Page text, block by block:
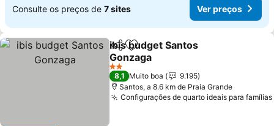
Consulte os preços de 7 sites Ver preços
PartilharAdicionar aos favoritos
ibis budget Santos
Gonzaga
2 Estrelas
8,1 Muito boa
9.195
Santos, a 8.6 km de Praia Grande
Configurações de quarto ideais para famílias